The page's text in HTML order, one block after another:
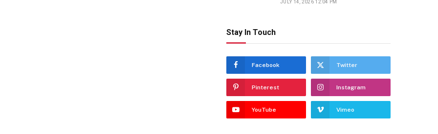
JULY 14, 2026 12:04 PM
Stay In Touch
Facebook Twitter
Pinterest Instagram
YouTube Vimeo